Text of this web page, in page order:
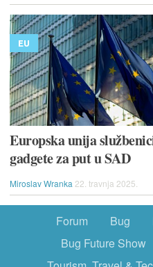
EU
Europska unija
gadgete za put u SAD
Miroslav Wranka 22. travnja 2025.
Forum Bug
Bug Future Show